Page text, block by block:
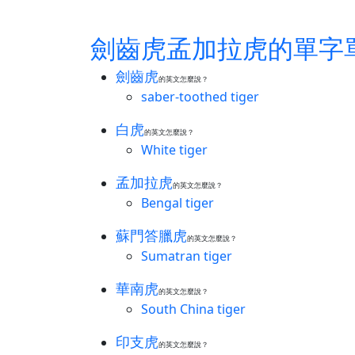
劍齒虎孟加拉虎的單字
劍齒虎的英文怎麼說？
saber-toothed tiger
白虎的英文怎麼說？
White tiger
孟加拉虎的英文怎麼說？
Bengal tiger
蘇門答臘虎的英文怎麼說？
Sumatran tiger
華南虎的英文怎麼說？
South China tiger
印支虎的英文怎麼說？